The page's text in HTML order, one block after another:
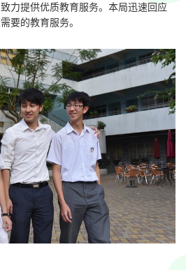
力提供优质教育服务。本局迅速回应
要的教育服务。